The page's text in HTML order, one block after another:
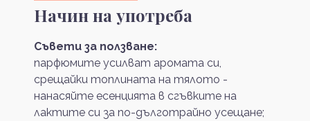
Начин на употреба
Съвети за ползване:
парфюмите усилват аромата си,
срещайки топлината на тялото -
нанасяйте есенцията в сгъвките на
лактите си за по-дълготрайно усещане;